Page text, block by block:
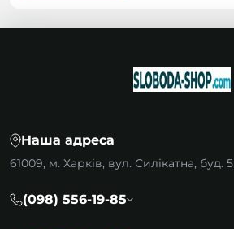
Наша адреса
61009, м. Харків, вул. Силікатна, буд. 5
(098) 556-19-85